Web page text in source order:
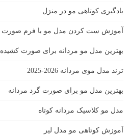
یادگیری كوتاهى مو در منزل
آموزش ست كردن مدل مو با فرم صورت
بهترین مدل مو مردانه برای صورت کشیده
ترند مدل موی مردانه 2026-2025
بهترين مدل مو براى صورت گرد مردانه
مدل مو کلاسیک مردانه کوتاه
آموزش کوتاهی مو مدل لیر